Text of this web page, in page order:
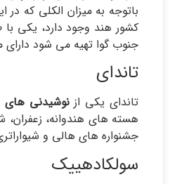
باتوجه به میزان الکلی که
کشور هند وجود دارد، یکی
جنوب گوا تهیه می شود
تاندای
تاندای یکی ازنوشیدنی
هسته های هندوانه،
جشنواره های هالی و
سولکادهییک